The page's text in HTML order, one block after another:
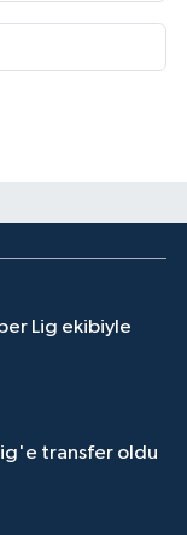
Lig ekibiyle
transfer oldu